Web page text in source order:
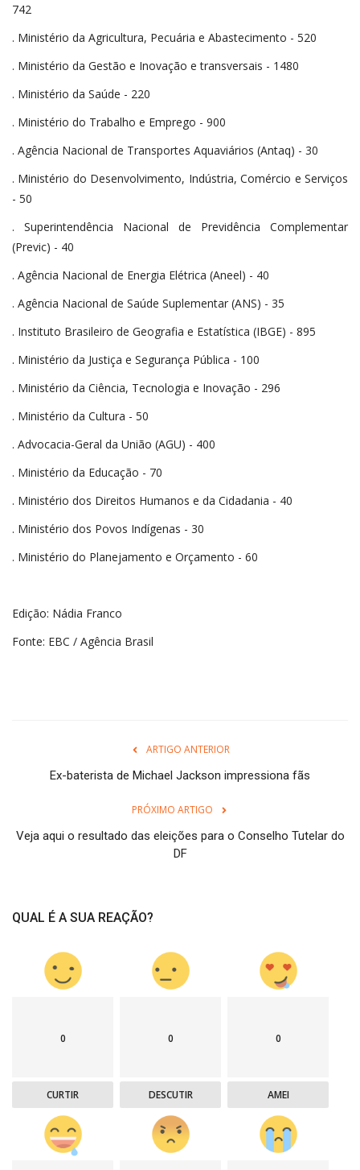
742
. Ministério da Agricultura, Pecuária e Abastecimento - 520
. Ministério da Gestão e Inovação e transversais - 1480
. Ministério da Saúde - 220
. Ministério do Trabalho e Emprego - 900
. Agência Nacional de Transportes Aquaviários (Antaq) - 30
. Ministério do Desenvolvimento, Indústria, Comércio e Serviços
- 50
. Superintendência Nacional de Previdência Complementar
(Previc) - 40
. Agência Nacional de Energia Elétrica (Aneel) - 40
. Agência Nacional de Saúde Suplementar (ANS) - 35
. Instituto Brasileiro de Geografia e Estatística (IBGE) - 895
. Ministério da Justiça e Segurança Pública - 100
. Ministério da Ciência, Tecnologia e Inovação - 296
. Ministério da Cultura - 50
. Advocacia-Geral da União (AGU) - 400
. Ministério da Educação - 70
. Ministério dos Direitos Humanos e da Cidadania - 40
. Ministério dos Povos Indígenas - 30
. Ministério do Planejamento e Orçamento - 60
Edição: Nádia Franco
Fonte: EBC / Agência Brasil
ARTIGO ANTERIOR
Ex-baterista de Michael Jackson impressiona fãs
PRÓXIMO ARTIGO
Veja aqui o resultado das eleições para o Conselho Tutelar do
DF
QUAL É A SUA REAÇÃO?
0
CURTIR
0
DESCUTIR
0
AMEI